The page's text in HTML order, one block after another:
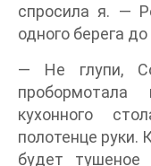
спросила я. —
одного берега
— Не глупи,
кухонного
полотенце руки.
будет